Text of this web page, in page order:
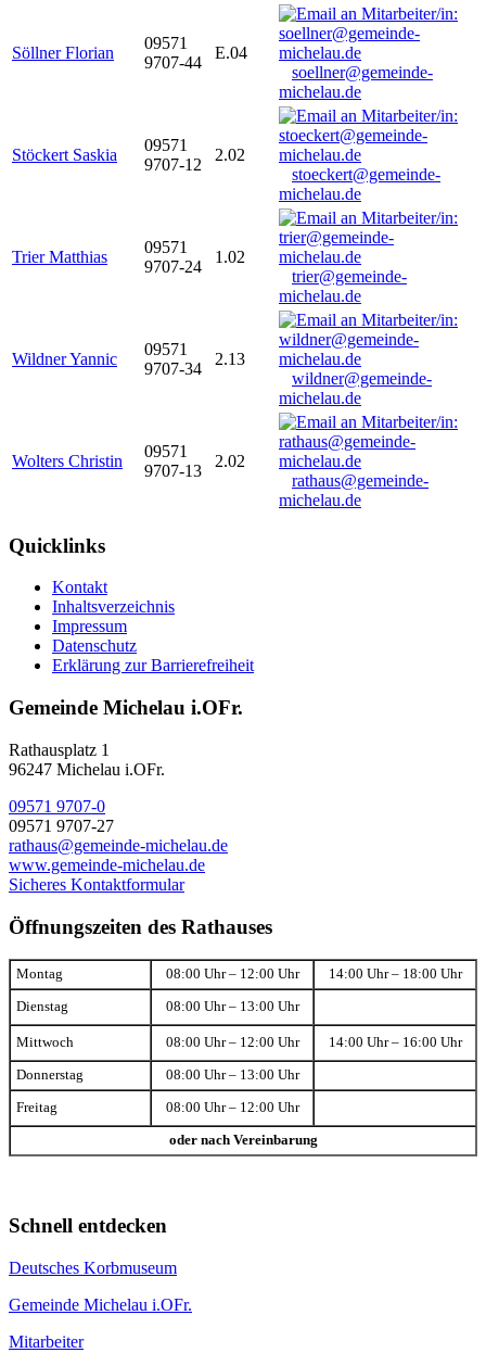
Söllner Florian
09571
9707-44
E.04
soellner@gemeinde-
michelau.de
Stöckert Saskia
09571
9707-12
2.02
stoeckert@gemeinde-
michelau.de
Trier Matthias
09571
9707-24
1.02
trier@gemeinde-
michelau.de
Wildner Yannic
09571
9707-34
2.13
wildner@gemeinde-
michelau.de
Wolters Christin
09571
9707-13
2.02
rathaus@gemeinde-
michelau.de
Quicklinks
Kontakt
Inhaltsverzeichnis
Impressum
Datenschutz
Erklärung zur Barrierefreiheit
Gemeinde Michelau i.OFr.
Rathausplatz 1
96247 Michelau i.OFr.
09571 9707-0
09571 9707-27
rathaus@gemeinde-michelau.de
www.gemeinde-michelau.de
Sicheres Kontaktformular
Öffnungszeiten des Rathauses
Montag 08:00 Uhr – 12:00 Uhr 14:00 Uhr – 18:00 Uhr
Dienstag 08:00 Uhr – 13:00 Uhr
Mittwoch 08:00 Uhr – 12:00 Uhr 14:00 Uhr – 16:00 Uhr
Donnerstag 08:00 Uhr – 13:00 Uhr
Freitag 08:00 Uhr – 12:00 Uhr
oder nach Vereinbarung
Schnell entdecken
Deutsches Korbmuseum
Gemeinde Michelau i.OFr.
Mitarbeiter